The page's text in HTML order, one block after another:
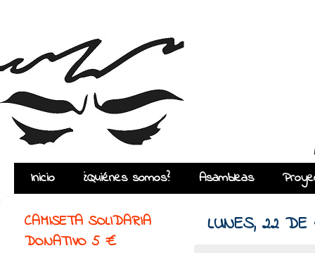
Inicio ¿Quiénes somos? Asambleas
LUNES, 22
CAMISETA SOLIDARIA
DONATIVO 5 €